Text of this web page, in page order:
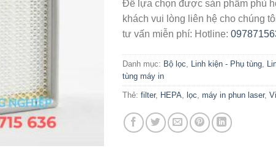
Để lựa chọn được sản phẩm phù
khách vui lòng liên hệ cho chúng
tư vấn miễn phí: Hotline:
Danh mục: Bộ lọc Linh kiện - Phụ tùng
tùng máy in
Thẻ: filter, HEPA lọc máy in phun laser,